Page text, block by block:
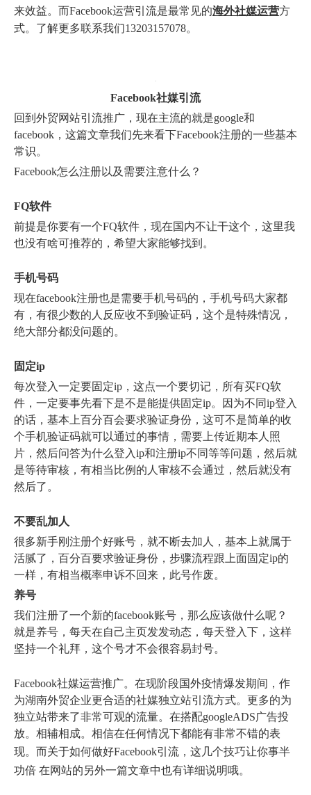
来效益。而Facebook运营引流是最常见的海外社媒运营方
式。了解更多联系我们13203157078。
Facebook社媒引流
回到外贸网站引流推广，现在主流的就是google和
facebook，这篇文章我们先来看下Facebook注册的一些基本
常识。
Facebook怎么注册以及需要注意什么？
FQ软件
前提是你要有一个FQ软件，现在国内不让干这个，这里我
也没有啥可推荐的，希望大家能够找到。
手机号码
现在facebook注册也是需要手机号码的，手机号码大家都
有，有很少数的人反应收不到验证码，这个是特殊情况，
绝大部分都没问题的。
固定ip
每次登入一定要固定ip，这点一个要切记，所有买FQ软
件，一定要事先看下是不是能提供固定ip。因为不同ip登入
的话，基本上百分百会要求验证身份，这可不是简单的收
个手机验证码就可以通过的事情，需要上传近期本人照
片，然后问答为什么登入ip和注册ip不同等等问题，然后就
是等待审核，有相当比例的人审核不会通过，然后就没有
然后了。
不要乱加人
很多新手刚注册个好账号，就不断去加人，基本上就属于
活腻了，百分百要求验证身份，步骤流程跟上面固定ip的
一样，有相当概率申诉不回来，此号作废。
养号
我们注册了一个新的facebook账号，那么应该做什么呢？
就是养号，每天在自己主页发发动态，每天登入下，这样
坚持一个礼拜，这个号才不会很容易封号。
Facebook社媒运营推广。在现阶段国外疫情爆发期间，作
为湖南外贸企业更合适的社媒独立站引流方式。更多的为
独立站带来了非常可观的流量。在搭配googleADS广告投
放。相辅相成。相信在任何情况下都能有非常不错的表
现。而关于如何做好Facebook引流，这几个技巧让你事半
功倍 在网站的另外一篇文章中也有详细说明哦。